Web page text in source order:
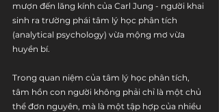
mượn đến lăng kính của Carl Jung - người khai
sinh ra trường phái tâm lý học phân tích
(analytical psychology) vừa mộng mơ vừa
huyền bí.
Trong quan niệm của tâm lý học phân tích,
tâm hồn con người không phải chỉ là một chủ
thể đơn nguyên, mà là một tập hợp của nhiều